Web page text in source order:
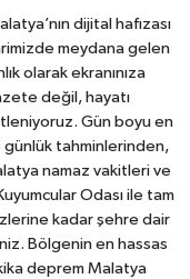
dijital hafızası
meydana gelen
olarak ekranınıza
değil, hayatı
Gün boyu en
günlük tahminlerinden,
namaz vakitleri ve
Odası ile tam
kadar şehre dair
Bölgenin en hassas
deprem Malatya